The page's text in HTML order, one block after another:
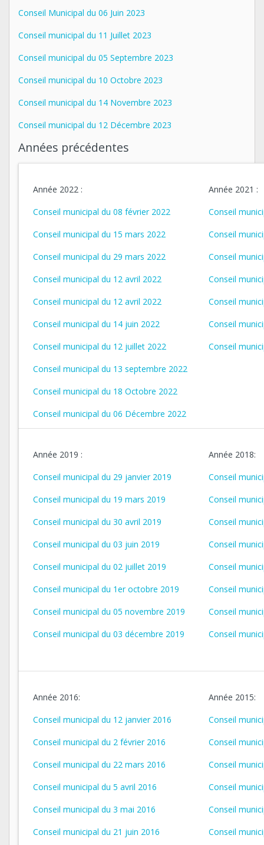
Conseil Municipal du 06 Juin 2023
Conseil municipal du 11 Juillet 2023
Conseil municipal du 05 Septembre 2023
Conseil municipal du 10 Octobre 2023
Conseil municipal du 14 Novembre 2023
Conseil municipal du 12 Décembre 2023
Années précédentes
Année 2022 :
Conseil municipal du 08 février 2022
Conseil municipal du 15 mars 2022
Conseil municipal du 29 mars 2022
Conseil municipal du 12 avril 2022
Conseil municipal du 12 avril 2022
Conseil municipal du 14 juin 2022
Conseil municipal du 12 juillet 2022
Conseil municipal du 13 septembre 2022
Conseil municipal du 18 Octobre 2022
Conseil municipal du 06 Décembre 2022
Année 2021 :
Conseil
Conseil
Conseil
Conseil
Conseil
Conseil
Conseil
Année 2019 :
Conseil municipal du 29 janvier 2019
Conseil municipal du 19 mars 2019
Conseil municipal du 30 avril 2019
Conseil municipal du 03 juin 2019
Conseil municipal du 02 juillet 2019
Conseil municipal du 1er octobre 2019
Conseil municipal du 05 novembre 2019
Conseil municipal du 03 décembre 2019
Année 2018:
Conseil
Conseil
Conseil
Conseil
Conseil
Conseil
Conseil
Conseil
Année 2016:
Conseil municipal du 12 janvier 2016
Conseil municipal du 2 février 2016
Conseil municipal du 22 mars 2016
Conseil municipal du 5 avril 2016
Conseil municipal du 3 mai 2016
Conseil municipal du 21 juin 2016
Année 2015:
Conseil
Conseil
Conseil
Conseil
Conseil
Conseil